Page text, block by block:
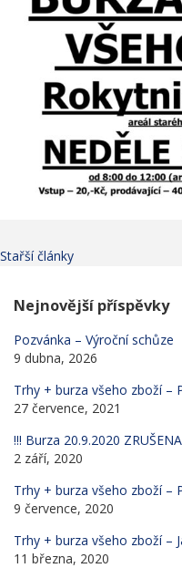
Stařší články
Nejnovější příspěvky
Pozvánka – Výroční schůze
9 dubna, 2026
Trhy + burza všeho zboží –
27 července, 2021
!!! Burza 20.9.2020
2 září, 2020
Trhy + burza všeho zboží –
9 července, 2020
Trhy + burza všeho zboží –
11 března, 2020